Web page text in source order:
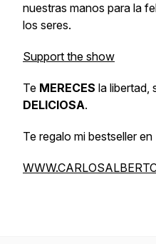
nuestras manos para la
los seres.
Support the show
Te MERECES la libertad,
DELICIOSA.
Te regalo mi bestseller en